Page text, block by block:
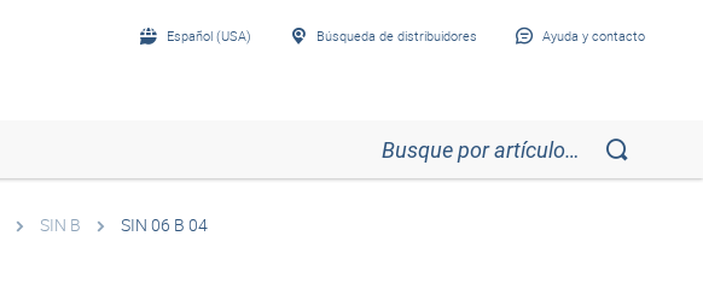
Español (USA) Búsqueda de distribuidores Ayuda y contacto
SIN B SIN 06 B 04